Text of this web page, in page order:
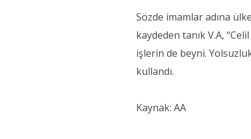
Sözde imamlar adına
kaydeden tanık V.A,
işlerin de beyni.
kullandı.
Kaynak: AA